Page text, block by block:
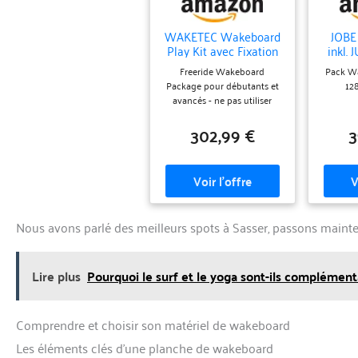
WAKETEC Wakeboard
Play Kit avec Fixation
Onset, Ensemble pour
débutants et avancés,
134 cm 139 cm, Facile
à Conduire, Poids
Enfants Adultes
débutants
Freeride Wakeboard
Package pour débutants et
avancés - ne pas utiliser
rampes ! Continuous Rocker
tolérant, Shape large pour
Base Center, quatre rainures
de guidage continues pour
la traction et le contrôle de
éprouvée avec surfaces PBT
Longueurs : 139 cm (60-85
kg), 134 cm (40-70 kg), set
47)
302,99 €
inkl.
Pack
Nous avons parlé des meilleurs spots à Sasser, passons
Lire plus Pourquoi le surf et le yoga sont-ils
Comprendre et choisir son matériel de wakeboard
Les éléments clés d’une planche de wakeboard